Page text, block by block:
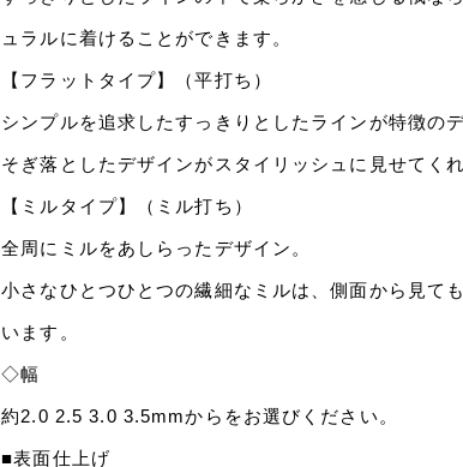
ュラルに着けることができます。
【フラットタイプ】（平打ち）
シンプルを追求したすっきりとしたラインが特徴のデ
そぎ落としたデザインがスタイリッシュに見せてくれ
【ミルタイプ】（ミル打ち）
全周にミルをあしらったデザイン。
小さなひとつひとつの繊細なミルは、側面から見て
います。
◇幅
約2.0 2.5 3.0 3.5mmからをお選びください。
■表面仕上げ